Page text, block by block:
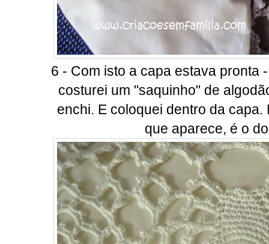
6 - Com isto a capa estava pronta
costurei um "saquinho" de
enchi. E coloquei dentro da
que aparece, é o